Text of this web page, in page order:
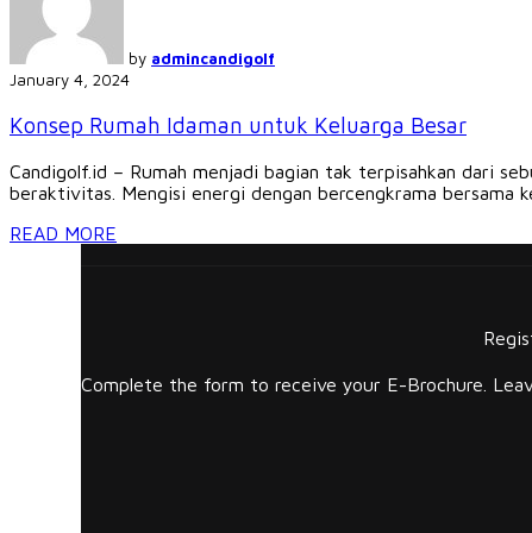
by admincandigolf
January 4, 2024
Konsep Rumah Idaman untuk Keluarga Besar
Candigolf.id – Rumah menjadi bagian tak terpisahkan dari
beraktivitas. Mengisi energi dengan bercengkrama bersama
READ MORE
Complete the form to receive your E-Brochure.